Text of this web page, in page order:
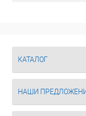
КАТАЛОГ
НАШИ